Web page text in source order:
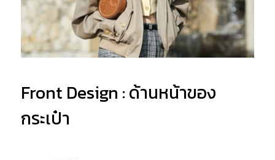
Front Design : ด้านหน้าของ
กระเป๋า